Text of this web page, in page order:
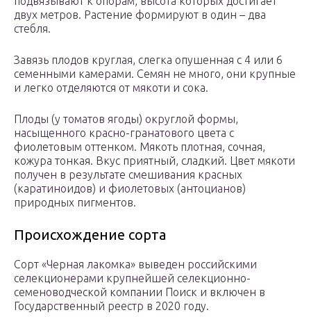
двух метров. Растение формируют в один – два
стебля.
Завязь плодов круглая, слегка опушенная с 4 или 6
семенными камерами. Семян не много, они крупные
и легко отделяются от мякоти и сока.
Плоды (у томатов ягоды) округлой формы,
насыщенного красно-гранатового цвета с
фиолетовым оттенком. Мякоть плотная, сочная,
кожура тонкая. Вкус приятный, сладкий. Цвет мякоти
получен в результате смешивания красных
(каратиноидов) и фиолетовых (антоцианов)
природных пигментов.
Происхождение сорта
Сорт «Черная лакомка» выведен российскими
селекционерами крупнейшей селекционно-
семеноводческой компании Поиск и включен в
Государственный реестр в 2020 году.